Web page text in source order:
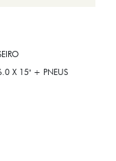
X 15" + PNEUS